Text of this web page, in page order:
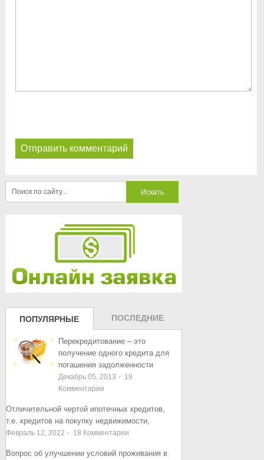
ПОПУЛЯРНЫЕ
ЗАПИСИ
ПОСЛЕДНИЕ
ЗАПИСИ
Перекредитование – это
получение одного кредита для
погашения задолженности
Декабрь 05, 2013 - 19
Комментарии
Отличительной чертой ипотечных кредитов,
т.е. кредитов на покупку недвижимости,
Февраль 12, 2022 - 18 Комментарии
Вопрос об улучшении условий проживания в